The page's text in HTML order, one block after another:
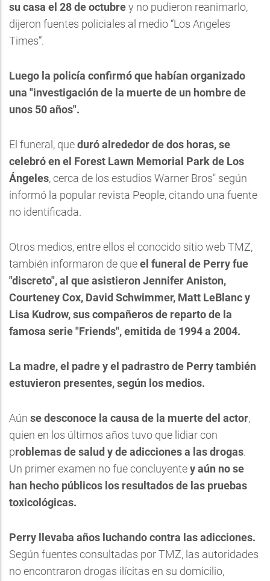
su casa el 28 de octubrey no pudieron reanimarlo,
dijeron fuentes policiales al medio “Los Angeles
Times”.
Luego la policía confirmó que habían organizado
una "investigación de la muerte de un hombre de
unos 50 años".
El funeral, queduró alrededor de dos horas, se
celebró en el Forest Lawn Memorial Park de Los
Ángeles, cerca de los estudios Warner Bros" según
informó la popular revista People, citando una fuente
no identificada.
Otros medios, entre ellos el conocido sitio web TMZ,
también informaron de queel funeral de Perry fue
"discreto", al que asistieron Jennifer Aniston,
Courteney Cox, David Schwimmer, Matt LeBlanc y
Lisa Kudrow, sus compañeros de reparto de la
famosa serie "Friends", emitida de 1994 a 2004.
La madre, el padre y el padrastro de Perry también
estuvieron presentes, según los medios.
Aún se desconoce la causa de la muerte del actor,
quien en los últimos años tuvo que lidiar con
problemas de salud y de adicciones a las drogas.
Un primer examen no fue concluyentey aún no se
han hecho públicos los resultados de las pruebas
toxicológicas.
Perry llevaba años luchando contra las adicciones.
Según fuentes consultadas por TMZ, las autoridades
no encontraron drogas ilícitas en su domicilio,